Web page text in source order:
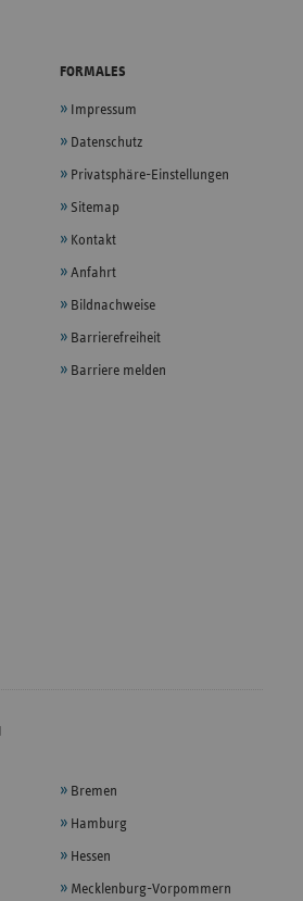
FORMALES
Impressum
Datenschutz
Privatsphäre-Einstellungen
Sitemap
Kontakt
Anfahrt
Bildnachweise
Barrierefreiheit
Barriere melden
Bremen
Hamburg
Hessen
Mecklenburg-Vorpommern